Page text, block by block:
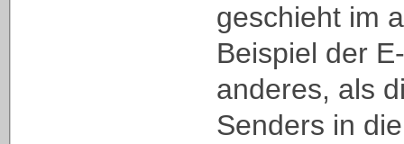
geschieht im
Beispiel der
anderes, als
Senders in